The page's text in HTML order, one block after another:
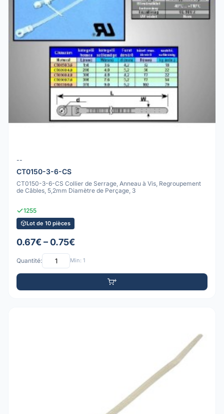
--
CT0150-3-6-CS
CT0150-3-6-CS Collier de Serrage, Anneau à Vis, Regroupement
de Câbles, 5,2mm Diamètre de Perçage, 3
1255
Lot de 10 pièces
0.67€ – 0.75€
Quantité: Min: 1